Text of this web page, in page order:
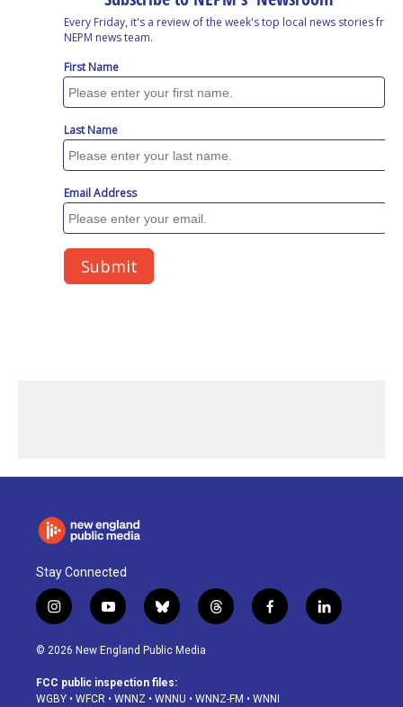
Stay Connected
i
n
s
a
g
y
o
u
u
b
b
l
u
s
k
t
h
d
f
a
o
l
i
© 2026 New England Public Media
FCC public inspection files:
WGBY • WFCR • WNNZ • WNNU • WNNZ-FM • WNNI